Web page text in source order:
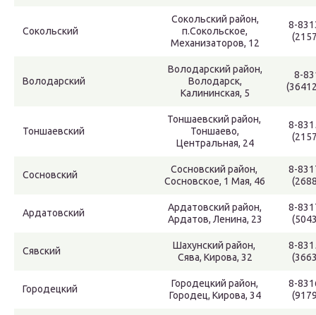
Сокольский
Сокольский район,
п.Сокольское,
Механизаторов, 12
8-
Володарский
Володарский район,
Володарск,
Калининская, 5
8-
Тоншаевский
Тоншаевский район,
Тоншаево,
Центральная, 24
8-
Сосновский
Сосновский район,
Сосновское, 1 Мая, 46
8-
Ардатовский
Ардатовский район,
Ардатов, Ленина, 23
8-
Сявский
Шахунский район,
Сява, Кирова, 32
8-
Городецкий
Городецкий район,
Городец, Кирова, 34
8-